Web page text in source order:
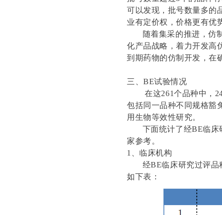
可以发现，批号数量多的
业有定价权，价格更有优
随着集采的推进，仿制
化产品战略，着力开发高
到期药物的仿制开发，在
三、BE试验情况
在这261个品种中，
包括同一品种不同规格豁
用生物等效性研究。
下面统计了经BE临床
家参考。
1、临床机构
经BE临床研究过评品种
如下表：